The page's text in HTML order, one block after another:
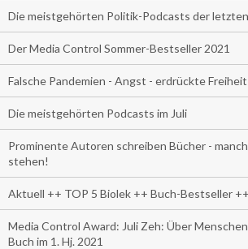
Die meistgehörten Politik-Podcasts der
Der Media Control Sommer-Bestseller 2021
Falsche Pandemien - Angst - erdrückte Freiheit
Die meistgehörten Podcasts im Juli
Prominente Autoren schreiben Bücher -
stehen!
Aktuell ++ TOP 5 Biolek ++ Buch-Bestseller
Media Control Award: Juli Zeh: Über
Buch im 1. Hj. 2021